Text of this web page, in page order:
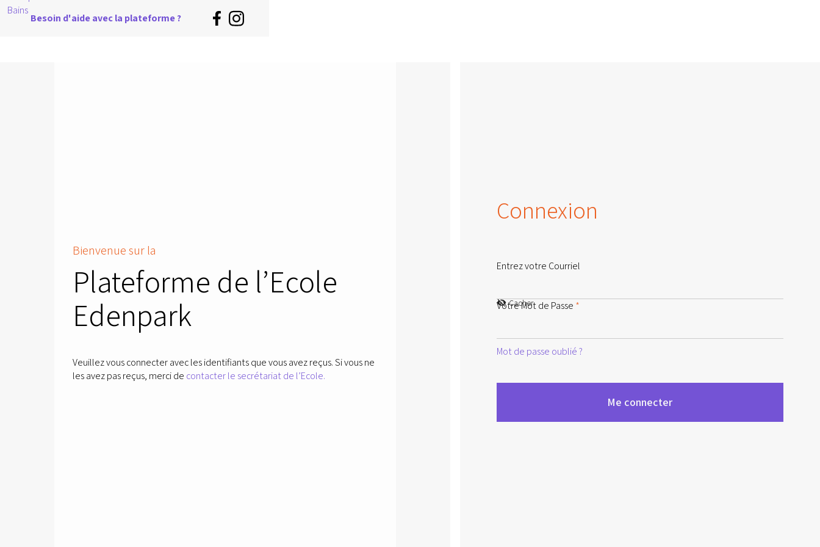
Besoin d'aide avec la plateforme ?
Bienvenue sur la
Plateforme de l’Ecole
Edenpark
Veuillez vous connecter avec les identifiants que vous avez reçus. Si vous ne
les avez pas reçus, merci de contacter le secrétariat de l’Ecole.
Connexion
Entrez votre Courriel
Votre Mot de Passe *
Cacher
Mot de passe oublié ?